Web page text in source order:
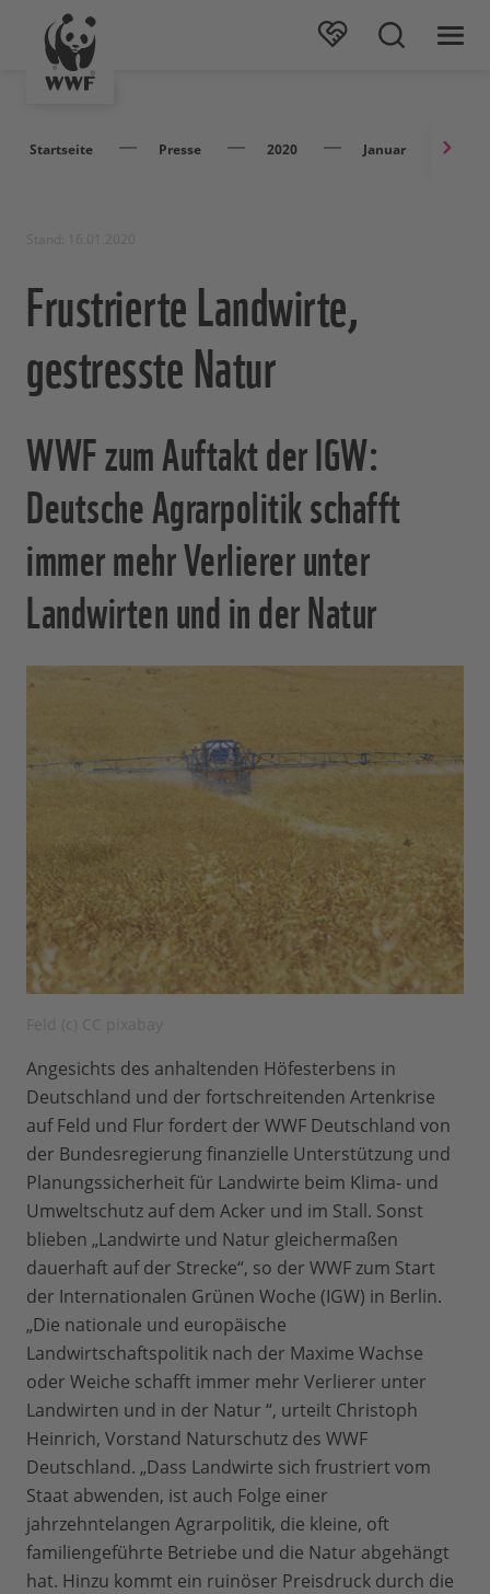
Startseite Presse 2020 Januar
Frustrierte Landwirte,
gestresste Natur
WWF zum Auftakt der IGW:
Deutsche Agrarpolitik schafft
immer mehr Verlierer unter
Landwirten und in der Natur
Angesichts des anhaltenden Höfesterbens in
Deutschland und der fortschreitenden Artenkrise
auf Feld und Flur fordert der WWF Deutschland von
der Bundesregierung finanzielle Unterstützung und
Planungssicherheit für Landwirte beim Klima- und
Umweltschutz auf dem Acker und im Stall. Sonst
blieben „Landwirte und Natur gleichermaßen
dauerhaft auf der Strecke“, so der WWF zum Start
der Internationalen Grünen Woche (IGW) in Berlin.
„Die nationale und europäische
Landwirtschaftspolitik nach der Maxime Wachse
oder Weiche schafft immer mehr Verlierer unter
Landwirten und in der Natur “, urteilt Christoph
Heinrich, Vorstand Naturschutz des WWF
Deutschland. „Dass Landwirte sich frustriert vom
Staat abwenden, ist auch Folge einer
jahrzehntelangen Agrarpolitik, die kleine, oft
familiengeführte Betriebe und die Natur abgehängt
hat. Hinzu kommt ein ruinöser Preisdruck durch die